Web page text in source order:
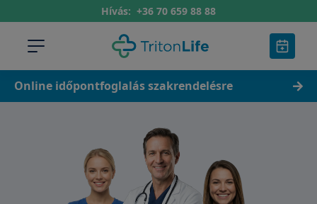
Hívás: +36 70 659 88 88
Online időpontfoglalás szakrendelésre